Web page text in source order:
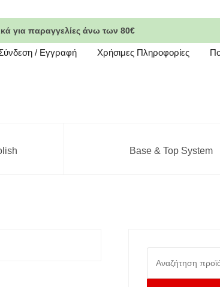
για παραγγελίες άνω των 80€
/ Εγγραφή Χρήσιμες Πληροφορίες
Base & Top System
για: